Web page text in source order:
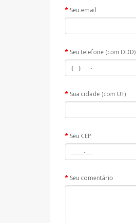
Seu email
Seu telefone (com DDD)
Sua cidade (com UF)
Seu CEP
Seu comentário